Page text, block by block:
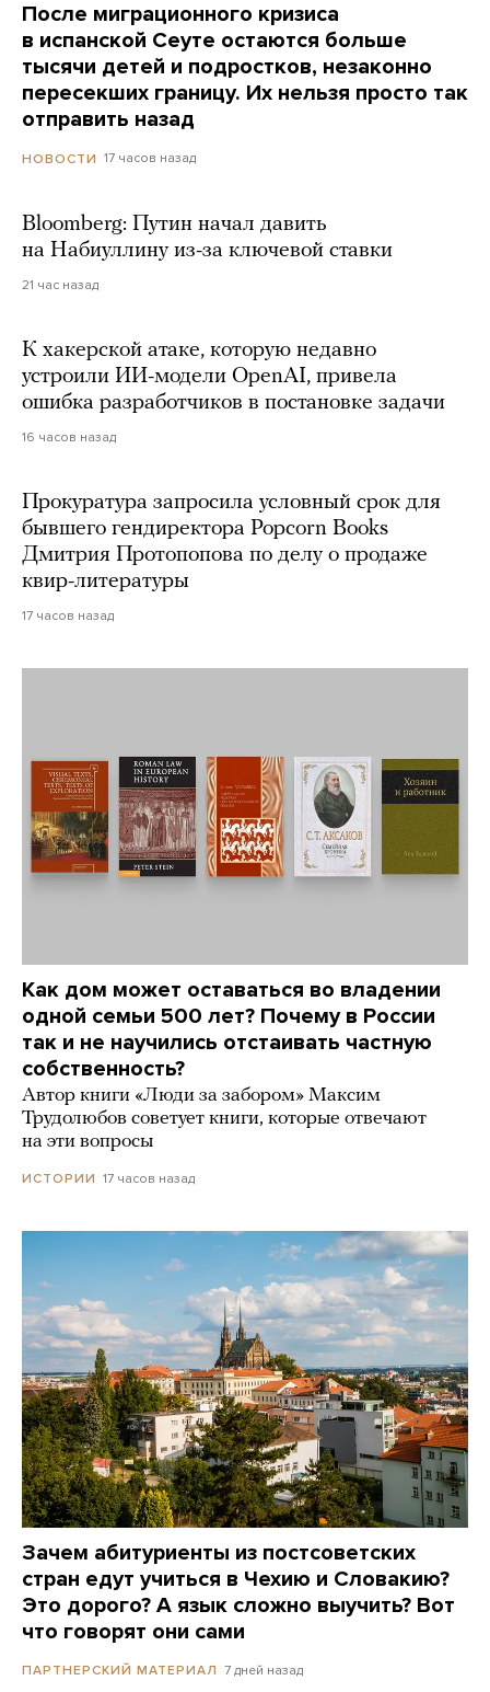
После миграционного кризиса
в испанской Сеуте остаются больше
тысячи детей и подростков, незаконно
пересекших границу. Их нельзя просто так
отправить назад
НОВОСТИ 17 часов назад
Bloomberg: Путин начал давить
на Набиуллину из-за ключевой ставки
21 час назад
К хакерской атаке, которую недавно
устроили ИИ-модели OpenAI, привела
ошибка разработчиков в постановке задачи
16 часов назад
Прокуратура запросила условный срок для
бывшего гендиректора Popcorn Books
Дмитрия Протопопова по делу о продаже
квир-литературы
17 часов назад
Как дом может оставаться во владении
одной семьи 500 лет? Почему в России
так и не научились отстаивать частную
собственность?
Автор книги «Люди за забором» Максим
Трудолюбов советует книги, которые отвечают
на эти вопросы
ИСТОРИИ 17 часов назад
Зачем абитуриенты из постсоветских
стран едут учиться в Чехию и Словакию?
Это дорого? А язык сложно выучить? Вот
что говорят они сами
ПАРТНЕРСКИЙ МАТЕРИАЛ 7 дней назад